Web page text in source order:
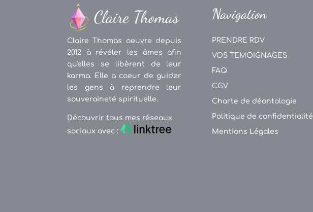
Claire Thomas oeuvre depuis
2012 à révéler les âmes afin
qu'elles se libèrent de leur
karma. Elle a coeur de guider
les gens à reprendre leur
souveraineté spirituelle.
Découvrir tous mes réseaux
sociaux avec :
Navigation
PRENDRE RDV
VOS TEMOIGNAGES
FAQ
CGV
Charte de déontologie
Politique de confidentialité
Mentions Légales